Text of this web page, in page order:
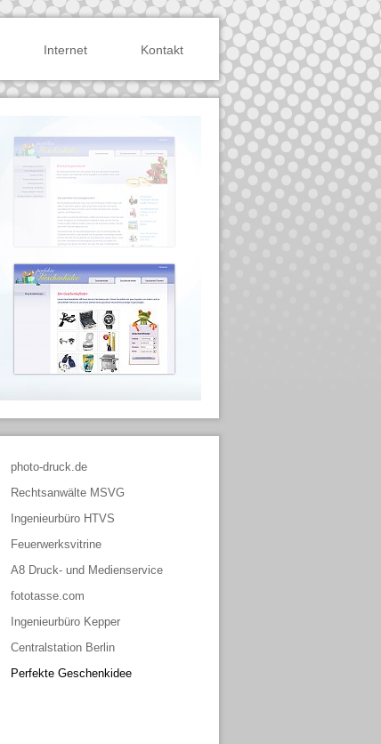
Internet Kontakt
photo-druck.de
Rechtsanwälte MSVG
Ingenieurbüro HTVS
Feuerwerksvitrine
A8 Druck- und Medienservice
fototasse.com
Ingenieurbüro Kepper
Centralstation Berlin
Perfekte Geschenkidee